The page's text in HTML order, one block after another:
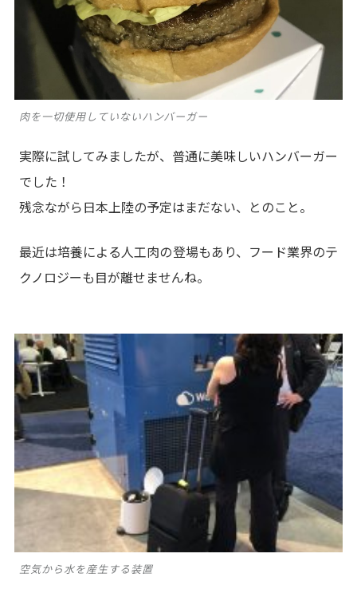
肉を一切使用していないハンバーガー
実際に試してみましたが、普通に美味しいハンバーガー
でした！
残念ながら日本上陸の予定はまだない、とのこと。
最近は培養による人工肉の登場もあり、フード業界のテ
クノロジーも目が離せませんね。
空気から水を産生する装置